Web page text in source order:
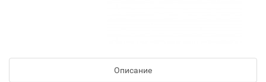
Описание